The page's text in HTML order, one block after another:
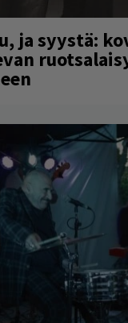
ja syystä: